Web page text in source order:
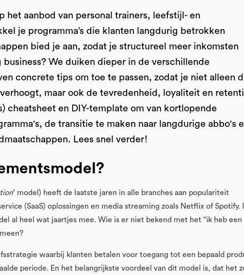
het aanbod van personal trainers, leefstijl- en
je programma’s die klanten langdurig betrokken
bied je aan, zodat je structureel meer inkomsten
We duiken dieper in de verschillende
concrete tips om toe te passen, zodat je niet alleen
maar ook de tevredenheid, loyaliteit en
cheatsheet en DIY-template om van kortlopende
de transitie te maken naar langdurige abbo's
Lees snel verder!
’ model) heeft de laatste jaren in alle branches aan populariteit
(SaaS) oplossingen en media streaming zoals Netflix of Spotify.
al heel wat jaartjes mee. Wie is er niet bekend met het “ik heb een
waarbij klanten betalen voor toegang tot een bepaald
periode. En het belangrijkste voordeel van dit model is, dat het